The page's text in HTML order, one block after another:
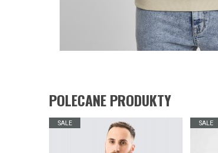
POLECANE PRODUKTY
SALE SALE